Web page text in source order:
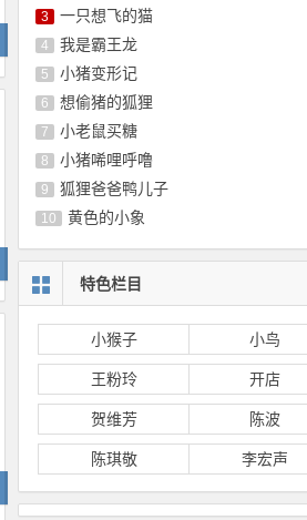
3 一只想飞的猫
4 我是霸王龙
5 小猪变形记
6 想偷猪的狐狸
7 小老鼠买糖
8 小猪唏哩呼噜
9 狐狸爸爸鸭儿子
10 黄色的小象
特色栏目
小猴子 小鸟
王粉玲 开店
贺维芳 陈波
陈琪敬 李宏声